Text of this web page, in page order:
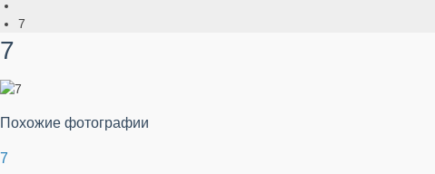
7
7
Похожие фотографии
7